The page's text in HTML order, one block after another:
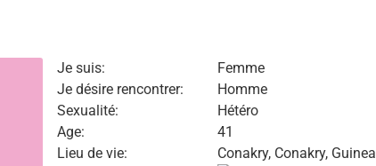
Je suis:
Femme
Je désire rencontrer:
Homme
Sexualité:
Hétéro
Age:
41
Lieu de vie:
Conakry, Conakry, Guinea